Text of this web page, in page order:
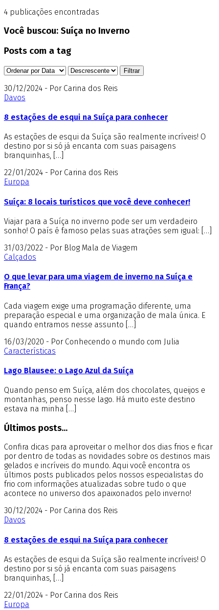
4 publicações encontradas
Você buscou: Suíça no Inverno
Posts com a tag
30/12/2024 - Por Carina dos Reis
Davos
8 estações de esqui na Suíça para conhecer
As estações de esqui da Suíça são realmente incríveis! O
destino por si só já encanta com suas paisagens
branquinhas, […]
22/01/2024 - Por Carina dos Reis
Europa
Suíça: 8 locais turísticos que você deve conhecer!
Viajar para a Suíça no inverno pode ser um verdadeiro
sonho! O país é famoso pelas suas atrações sem igual: […]
31/03/2022 - Por Blog Mala de Viagem
Calçados
O que levar para uma viagem de inverno na Suíça e
França?
Cada viagem exige uma programação diferente, uma
preparação especial e uma organização de mala única. E
quando entramos nesse assunto […]
16/03/2020 - Por Conhecendo o mundo com Julia
Características
Lago Blausee: o Lago Azul da Suíça
Quando penso em Suíça, além dos chocolates, queijos e
montanhas, penso nesse lago. Há muito este destino
estava na minha […]
Últimos posts...
Confira dicas para aproveitar o melhor dos dias frios e ficar
por dentro de todas as novidades sobre os destinos mais
gelados e incríveis do mundo. Aqui você encontra os
últimos posts publicados pelos nossos especialistas do
frio com informações atualizadas sobre tudo o que
acontece no universo dos apaixonados pelo inverno!
30/12/2024 - Por Carina dos Reis
Davos
8 estações de esqui na Suíça para conhecer
As estações de esqui da Suíça são realmente incríveis! O
destino por si só já encanta com suas paisagens
branquinhas, […]
22/01/2024 - Por Carina dos Reis
Europa